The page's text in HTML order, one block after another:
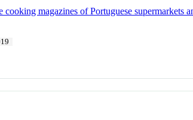
cooking magazines of Portuguese supermarkets